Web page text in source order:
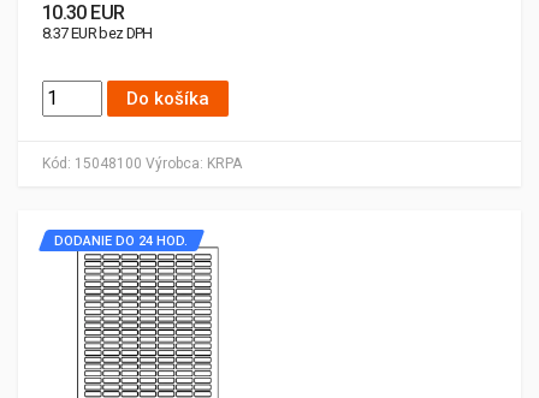
Kód: 15048100 Výrobca: KRPA
10.30 EUR
8.37 EUR bez DPH
Do košíka
DODANIE DO 24 HOD.